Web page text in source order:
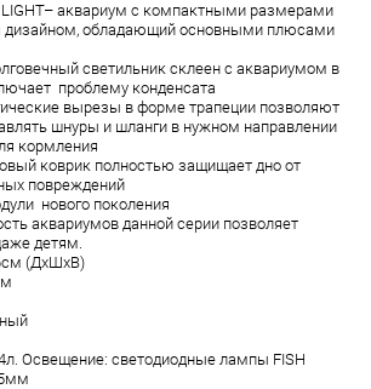
аквариум с компактными размерами
дизайном, обладающий основными плюсами
светильник склеен с аквариумом в
проблему конденсата
вырезы в форме трапеции позволяют
шнуры и шланги в нужном направлении
кормления
коврик полностью защищает дно от
повреждений
нового поколения
аквариумов данной серии позволяет
детям.
(ДхШхВ)
Освещение: светодиодные лампы FISH